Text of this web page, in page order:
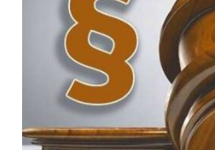
Über Uns
Warenkorb